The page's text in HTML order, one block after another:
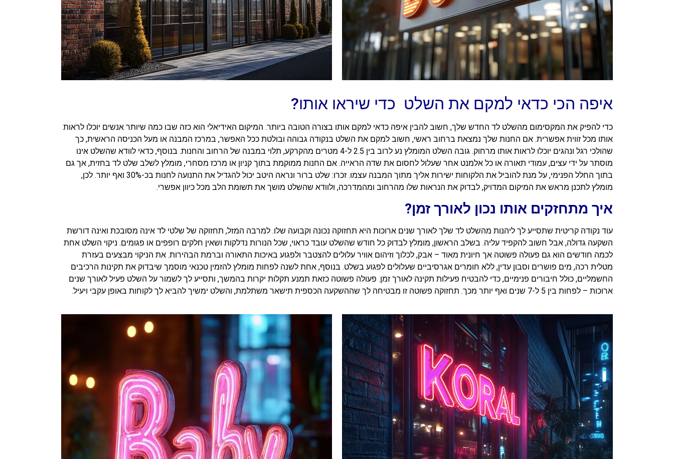
איפה הכי כדאי למקם את השלט כדי שיראו אותו?
כדי להפיק את המקסימום מהשלט לד החדש שלך, חשוב להבין איפה כדאי למקם אותו בצורה הטובה ביותר. המיקום האידיאלי הוא כזה שבו כמה שיותר אנשים יוכלו לראות
אותו מכל זווית אפשרית. אם החנות שלך נמצאת ברחוב ראשי, חשוב למקם את השלט בנקודה גבוהה ובולטת ככל האפשר, במרכז המבנה או מעל הכניסה הראשית, כך
שהולכי רגל ונהגים יוכלו לראות אותו מרחוק. גובה השלט המומלץ נע לרוב בין 2.5 ל-4 מטרים מהקרקע, תלוי במבנה של הרחוב והחנות. בנוסף, כדאי לוודא שהשלט אינו
מוסתר על ידי עצים, עמודי תאורה או כל אלמנט אחר שעלול לחסום את שדה הראייה. אם החנות ממוקמת בתוך קניון או מרכז מסחרי, מומלץ לשלב שלט לד בחזית, אך גם
בתוך החלל הפנימי, על מנת להוביל את הלקוחות ישירות אליך מתוך המבנה עצמו. זכרו: שלט ברור ונראה היטב יכול להגדיל את התנועה לחנות בכ-30% ואף יותר. לכן,
מומלץ לתכנן מראש את המיקום המדויק, לבדוק את הנראות שלו מהרחוב ומהמדרכה, ולוודא שהשלט מושך את תשומת הלב מכל כיוון אפשרי.
איך מתחזקים אותו נכון לאורך זמן?
עוד נקודה קריטית שתסייע לך ליהנות מהשלט לד שלך לאורך שנים ארוכות היא תחזוקה נכונה וקבועה שלו. למרבה המזל, תחזוקה של שלטי לד אינה מסובכת ואינה דורשת
השקעה גדולה, אבל חשוב להקפיד עליה. בשלב הראשון, מומלץ לבדוק כל חודש שהשלט עובד כראוי, שכל הנורות נדלקות ושאין חלקים רופפים או פגומים. ניקוי השלט אחת
לכמה חודשים הוא גם פעולה פשוטה אך חיונית מאוד – אבק, לכלוך וזיהום אוויר עלולים להצטבר ולפגוע באיכות התאורה וברמת הבהירות. את הניקוי מבצעים בעזרת
מטלית רכה, מים פושרים וסבון עדין, ללא חומרים אגרסיביים שעלולים לפגוע בשלט. בנוסף, אחת לשנה לפחות מומלץ להזמין טכנאי מוסמך שיבדוק את תקינות הרכיבים
החשמליים, כולל חיבורים פנימיים, כדי להבטיח פעילות תקינה לאורך זמן. פעולה פשוטה כזאת תמנע תקלות יקרות בהמשך, ותסייע לך לשמור על השלט פעיל לאורך שנים
ארוכות – לפחות בין 5 ל-7 שנים ואף יותר מכך. תחזוקה פשוטה זו מבטיחה לך שההשקעה הכספית תישאר משתלמת, והשלט ימשיך להביא לך לקוחות באופן עקבי ויעיל.